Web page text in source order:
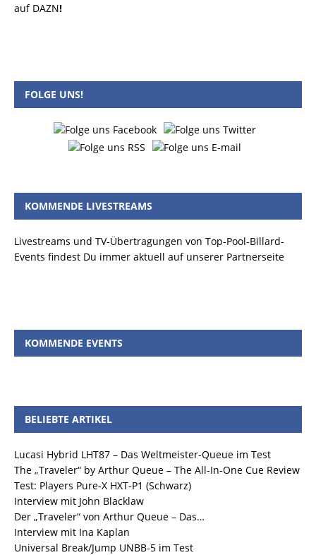
auf DAZN!
FOLGE UNS!
KOMMENDE LIVESTREAMS
Livestreams und TV-Übertragungen von Top-Pool-Billard-
Events findest Du immer aktuell auf unserer Partnerseite
KOMMENDE EVENTS
BELIEBTE ARTIKEL
Lucasi Hybrid LHT87 – Das Weltmeister-Queue im Test
The „Traveler“ by Arthur Queue – The All-In-One Cue Review
Test: Players Pure-X HXT-P1 (Schwarz)
Interview mit John Blacklaw
Der „Traveler“ von Arthur Queue – Das…
Interview mit Ina Kaplan
Universal Break/Jump UNBB-5 im Test